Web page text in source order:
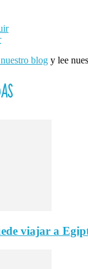
blog y lee
viajar a